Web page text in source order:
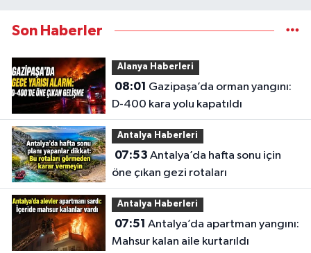
Son Haberler
Alanya Haberleri
08:01
D-400 kara yolu kapatıldı
Antalya Haberleri
07:53
öne çıkan gezi rotaları
Antalya Haberleri
07:51
Mahsur kalan aile kurtarıldı